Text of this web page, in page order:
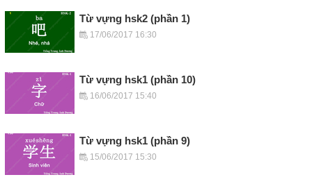
Từ vựng hsk2 (phần 1)
17/06/2017 16:30
Từ vựng hsk1 (phần 10)
16/06/2017 15:40
Từ vựng hsk1 (phần 9)
15/06/2017 15:30